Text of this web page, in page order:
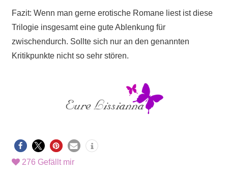
Fazit: Wenn man gerne erotische Romane liest ist diese
Trilogie insgesamt eine gute Ablenkung für
zwischendurch. Sollte sich nur an den genannten
Kritikpunkte nicht so sehr stören.
276 Gefällt mir